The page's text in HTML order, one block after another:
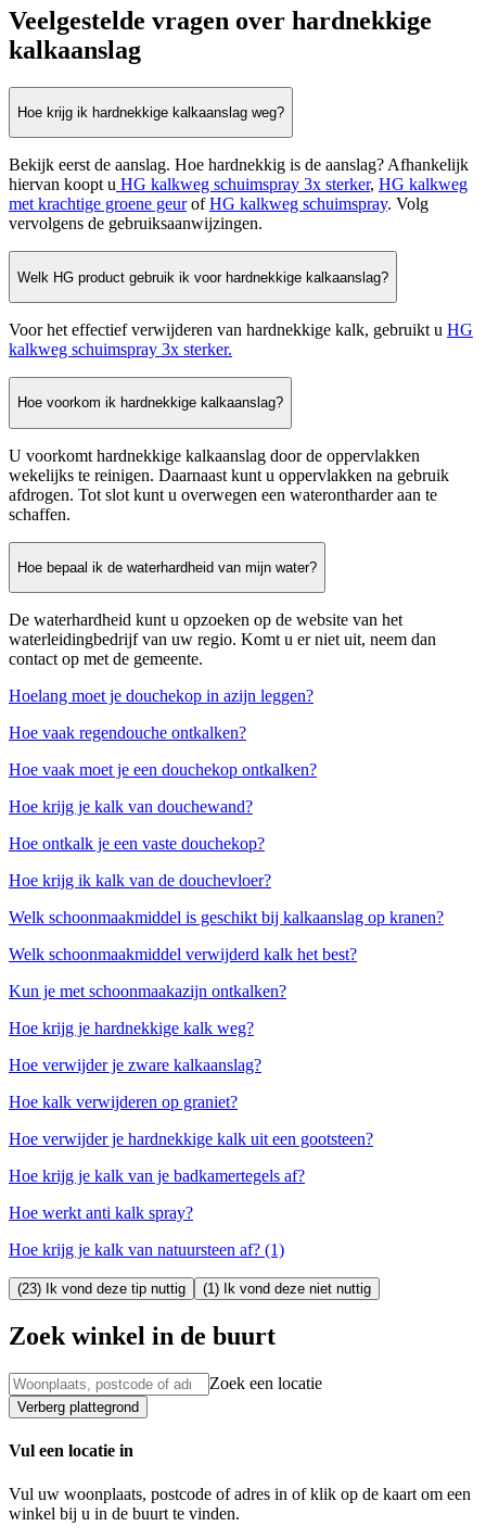
Veelgestelde vragen over hardnekkige
kalkaanslag
Hoe krijg ik hardnekkige kalkaanslag weg?
Bekijk eerst de aanslag. Hoe hardnekkig is de aanslag? Afhankelijk
hiervan koopt u HG kalkweg schuimspray 3x sterker, HG kalkweg
met krachtige groene geurofHG kalkweg schuimspray. Volg
vervolgens de gebruiksaanwijzingen.
Welk HG product gebruik ik voor hardnekkige kalkaanslag?
Voor het effectief verwijderen van hardnekkige kalk, gebruikt u HG
kalkweg schuimspray 3x sterker.
Hoe voorkom ik hardnekkige kalkaanslag?
U voorkomt hardnekkige kalkaanslag door de oppervlakken
wekelijks te reinigen. Daarnaast kunt u oppervlakken na gebruik
afdrogen. Tot slot kunt u overwegen een waterontharder aan te
schaffen.
Hoe bepaal ik de waterhardheid van mijn water?
De waterhardheid kunt u opzoeken op de website van het
waterleidingbedrijf van uw regio. Komt u er niet uit, neem dan
contact op met de gemeente.
Hoelang moet je douchekop in azijn leggen?
Hoe vaak regendouche ontkalken?
Hoe vaak moet je een douchekop ontkalken?
Hoe krijg je kalk van douchewand?
Hoe ontkalk je een vaste douchekop?
Hoe krijg ik kalk van de douchevloer?
Welk schoonmaakmiddel is geschikt bij kalkaanslag op kranen?
Welk schoonmaakmiddel verwijderd kalk het best?
Kun je met schoonmaakazijn ontkalken?
Hoe krijg je hardnekkige kalk weg?
Hoe verwijder je zware kalkaanslag?
Hoe kalk verwijderen op graniet?
Hoe verwijder je hardnekkige kalk uit een gootsteen?
Hoe krijg je kalk van je badkamertegels af?
Hoe werkt anti kalk spray?
Hoe krijg je kalk van natuursteen af? (1)
(23) Ik vond deze tip nuttig (1) Ik vond deze niet nuttig
Zoek winkel in de buurt
Zoek een locatie
Verberg plattegrond
Vul een locatie in
Vul uw woonplaats, postcode of adres in of klik op de kaart om een
winkel bij u in de buurt te vinden.